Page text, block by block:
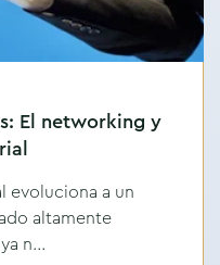
El networking y
evoluciona a un
altamente
n...